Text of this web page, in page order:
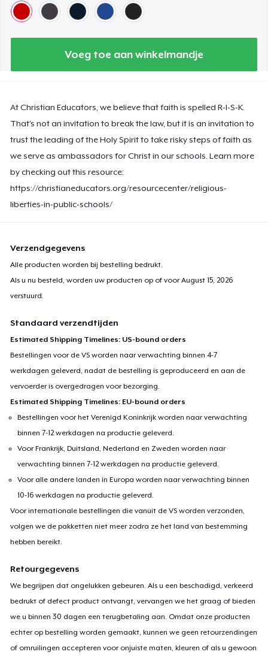
Voeg toe aan winkelmandje
At Christian Educators, we believe that faith is spelled R-I-S-K.
That’s not an invitation to break the law, but it is an invitation to
trust the leading of the Holy Spirit to take risky steps of faith as
we serve as ambassadors for Christ in our schools. Learn more
by checking out this resource:
https://christianeducators.org/resourcecenter/religious-
liberties-in-public-schools/
Verzendgegevens
Alle producten worden bij bestelling bedrukt.
Als u nu besteld, worden uw producten op of voorAugust 15, 2026
verstuurd.
Standaard verzendtijden
Estimated Shipping Timelines: US-bound orders
Bestellingen voor de VS worden naar verwachting binnen 4-7
werkdagen geleverd, nadat de bestelling is geproduceerd en aan de
vervoerder is overgedragen voor bezorging.
Estimated Shipping Timelines: EU-bound orders
Bestellingen voor het Verenigd Koninkrijk worden naar verwachting
binnen 7-12 werkdagen na productie geleverd.
Voor Frankrijk, Duitsland, Nederland en Zweden worden naar
verwachting binnen 7-12 werkdagen na productie geleverd.
Voor alle andere landen in Europa worden naar verwachting binnen
10-16 werkdagen na productie geleverd.
Voor internationale bestellingen die vanuit de VS worden verzonden,
volgen we de pakketten niet meer zodra ze het land van bestemming
hebben bereikt.
Retourgegevens
We begrijpen dat ongelukken gebeuren. Als u een beschadigd, verkeerd
bedrukt of defect product ontvangt, vervangen we het graag of bieden
we u binnen 30 dagen een terugbetaling aan. Omdat onze producten
echter op bestelling worden gemaakt, kunnen we geen retourzendingen
of omruilingen accepteren voor onjuiste maten, kleuren of als u gewoon